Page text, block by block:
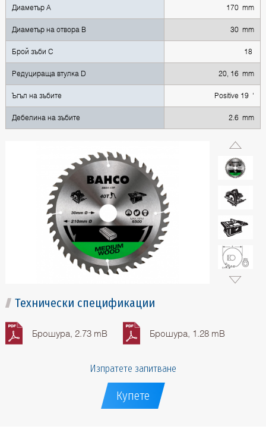
Диаметър A 170 mm
Диаметър на отвора B 30 mm
Брой зъби C 18
Редуцираща втулка D 20, 16 mm
Ъгъл на зъбите Positive 19 '
Дебелина на зъбите 2.6 mm
Технически спецификации
Брошура, 2.73 mB Брошура, 1.28 mB
Изпратете запитване
Купете